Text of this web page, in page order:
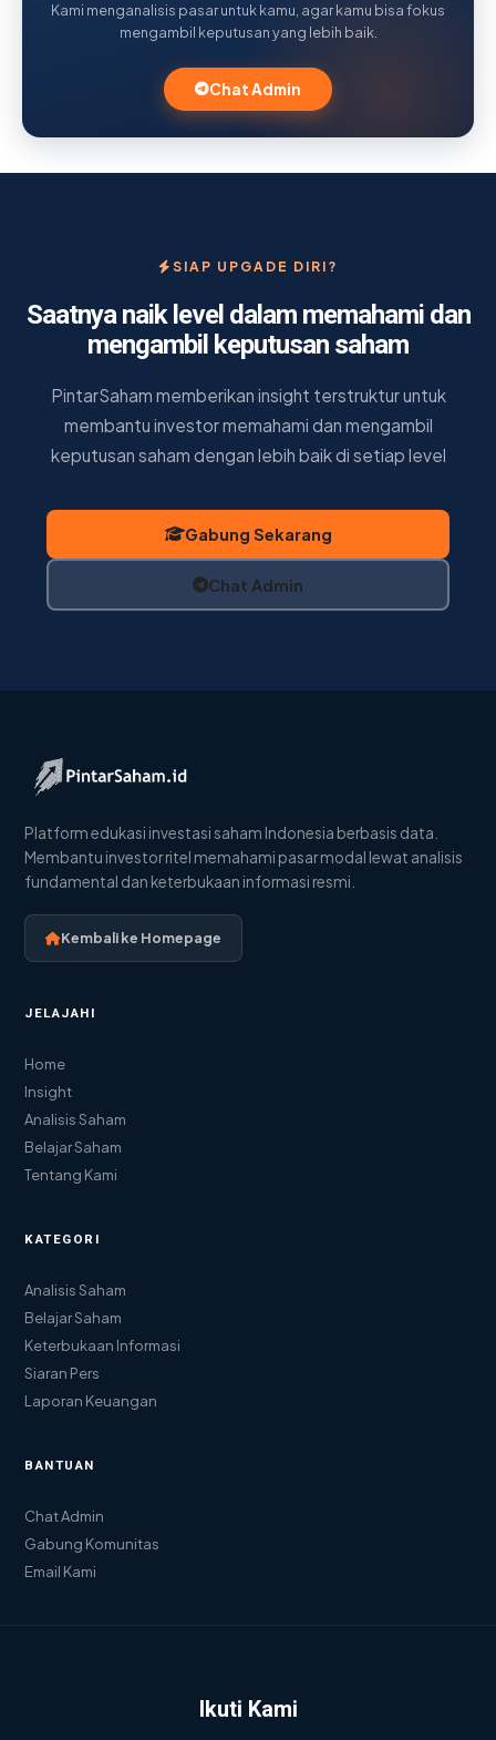
Kami menganalisis pasar untuk kamu, agar kamu bisa fokus
mengambil keputusan yang lebih baik.
Chat Admin
SIAP UPGADE DIRI?
Saatnya naik level dalam memahami dan
mengambil keputusan saham
PintarSaham memberikan insight terstruktur untuk
membantu investor memahami dan mengambil
keputusan saham dengan lebih baik di setiap level
Gabung Sekarang
Chat Admin
Platform edukasi investasi saham Indonesia berbasis data.
Membantu investor ritel memahami pasar modal lewat analisis
fundamental dan keterbukaan informasi resmi.
Kembali ke Homepage
JELAJAHI
Home
Insight
Analisis Saham
Belajar Saham
Tentang Kami
KATEGORI
Analisis Saham
Belajar Saham
Keterbukaan Informasi
Siaran Pers
Laporan Keuangan
BANTUAN
Chat Admin
Gabung Komunitas
Email Kami
Ikuti Kami